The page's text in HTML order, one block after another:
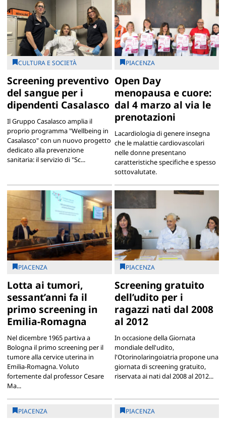
CULTURA E SOCIETÀ
Screening preventivo
del sangue per i
dipendenti Casalasco
Il Gruppo Casalasco amplia il
proprio programma "Wellbeing in
Casalasco" con un nuovo progetto
dedicato alla prevenzione
sanitaria: il servizio di "Sc...
PIACENZA
Open Day
menopausa e cuore:
dal 4 marzo al via le
prenotazioni
Lacardiologia di genere insegna
che le malattie cardiovascolari
nelle donne presentano
caratteristiche specifiche e spesso
sottovalutate.
PIACENZA
Lotta ai tumori,
sessant’anni fa il
primo screening in
Emilia-Romagna
Nel dicembre 1965 partiva a
Bologna il primo screening per il
tumore alla cervice uterina in
Emilia-Romagna. Voluto
fortemente dal professor Cesare
Ma...
PIACENZA
Screening gratuito
dell’udito per i
ragazzi nati dal 2008
al 2012
In occasione della Giornata
mondiale dell'udito,
l'Otorinolaringoiatria propone una
giornata di screening gratuito,
riservata ai nati dal 2008 al 2012...
PIACENZA PIACENZA